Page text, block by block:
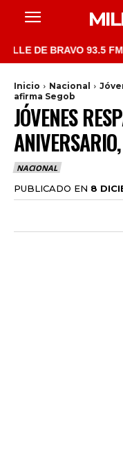
BRAVO 93.5 FM |
Inicio Nacional
afirma Segob
JÓVENES
NACIONAL
PUBLICADO EN 8